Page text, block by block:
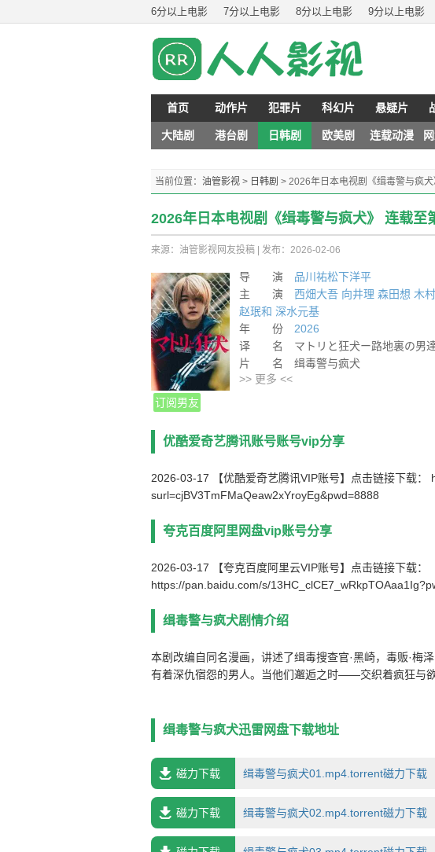
6分以上电影 7分以上电影 8分以上电影 9分以上电影
首页 动作片 犯罪片 科幻片 悬疑片
大陆剧 港台剧 日韩剧 欧美剧 连载动漫
当前位置： 油管影视 > 日韩剧 > 2026年日本电视剧《缉毒警与疯
2026年日本电视剧《缉毒警与疯犬》 连载至
来源：油管影视网友投稿 发布：2026-02-06
导 演 品川祐松下洋平
主 演 西畑大吾 向井理 森田想 木
赵珉和 深水元基
年 份 2026
译 名 マトリと狂犬ー路地裏の男達
片 名 缉毒警与疯犬
产 地 日本
字 幕 中文字幕
上映日期 2026-01-21(日本)
片 长 32分钟
>> 更多 <<
订阅男友
优酷爱奇艺腾讯账号账号vip分享
2026-03-17 【优酷爱奇艺腾讯VIP账号】点击链接下载
surl=cjBV3TmFMaQeaw2xYroyEg&pwd=8888
夸克百度阿里网盘vip账号分享
2026-03-17 【夸克百度阿里云VIP账号】点击链接下载：
https://pan.baidu.com/s/
缉毒警与疯犬剧情介绍
本剧改编自同名漫画，讲述了缉毒搜查官·黑崎，毒贩·
有着深仇宿怨的男人。当他们邂逅之时——交织着疯狂与
缉毒警与疯犬迅雷网盘下载地址
磁力下载 缉毒警与疯犬01.mp4.torrent磁力下载
磁力下载 缉毒警与疯犬02.mp4.torrent磁力下载